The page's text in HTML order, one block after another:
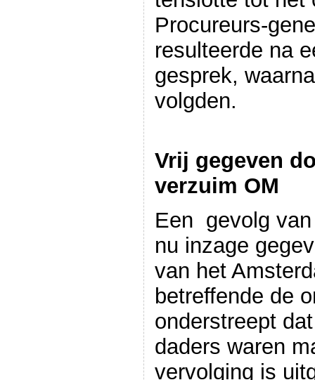
Procureurs-
resulteerde na
gesprek,
volgden.
Vrij gegeven
verzuim OM
Een gevolg
nu inzage
van het
betreffende de
onderstreept
daders waren
vervolging is